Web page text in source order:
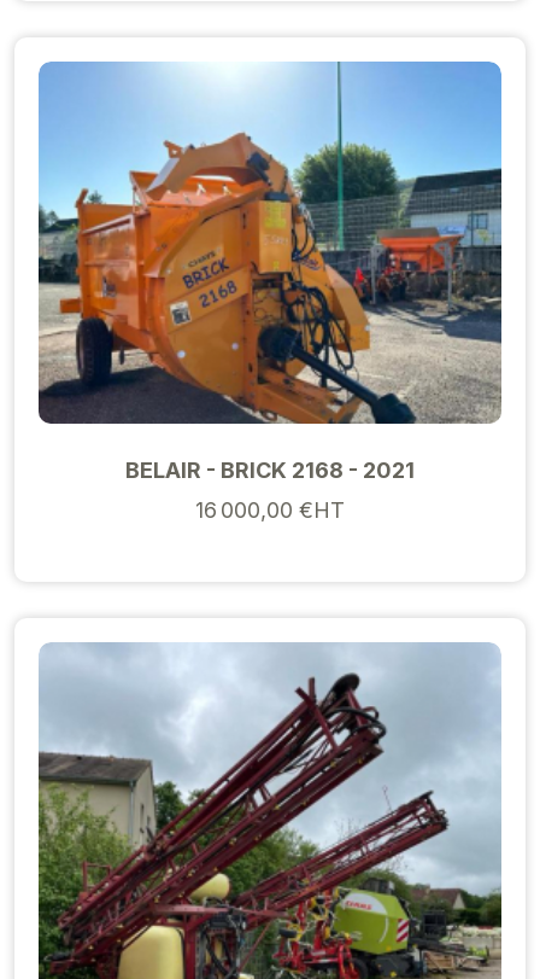
BELAIR - BRICK 2168 - 2021
16 000,00 €HT